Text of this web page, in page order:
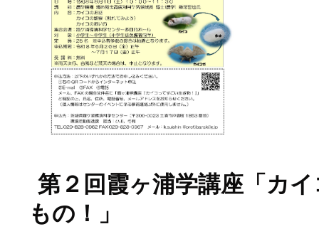
第２回霞ヶ浦学講座「カ
もの！」